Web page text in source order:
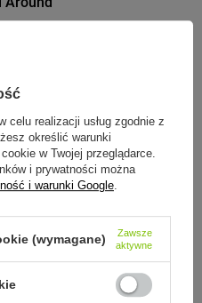
tego
HYDRO FLASK
celu realizacji usług zgodnie z
określić warunki
w Twojej przeglądarce.
i prywatności można
i warunki Google.
(wymagane)
Zawsze
aktywne